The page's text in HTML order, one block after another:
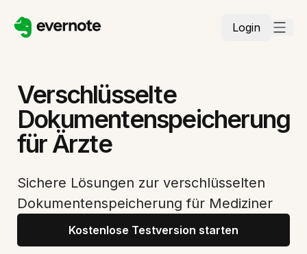
Login
Verschlüsselte
Dokumentenspeicherung
für Ärzte
Sichere Lösungen zur verschlüsselten
Dokumentenspeicherung für Mediziner
Kostenlose Testversion starten